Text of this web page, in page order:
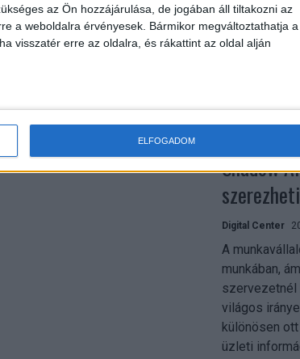
az Ön hozzájárulása, de jogában áll tiltakozni az
a weboldalra érvényesek. Bármikor megváltoztathatja a
visszatér erre az oldalra, és rákattint az oldal alján
ELFOGADOM
A 2026-os
technológiai
– írja a
az átlagos
Shadow
Digital Center
A
munkában,
szervezetnél
világos
különösen
üzleti